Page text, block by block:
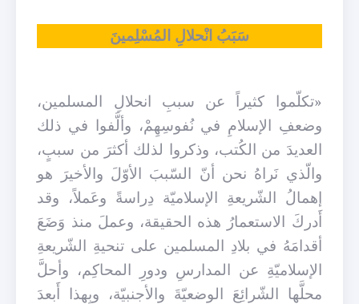
سَبَبُ انْحلالِ المُسْلِمينَ
«تكلّموا كثيراً عن سببِ انحلالِ المسلمين،
وضعفِ الإسلامِ في نُفوسِهِمْ، وألَّفوا في ذلك
العديدَ من الكُتب، وذكروا لذلك أكثرَ من سببٍ،
والّذي نَراهُ نحن أنّ السّببَ الأوّلَ والأخيرَ هو
إهمالُ الشّريعةِ الإسلاميّة دِراسةً وعَملاً، وقد
أَدركَ الاستعمارُ هذه الحقيقة، وعملَ منذ وَضَعَ
أقدامَهُ في بلادِ المسلمين على تنحيةِ الشّريعةِ
الإسلاميّةِ عن المدارسِ ودورِ المحاكِم، وأحلَّ
محلَّها الشّرائِعَ الوضعيّةَ والأجنبيّة، وبِهذا أَبعدَ